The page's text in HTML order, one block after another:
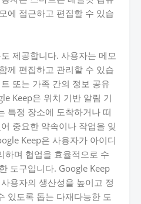
에 접근하고 편집할 수 있습
제공합니다. 사용자는 메모
께 편집하고 관리할 수 있습
또는 가족 간의 정보 공유
Keep은 위치 기반 알림 기
특정 장소에 도착하거나 떠
중요한 약속이나 작업을 잊
Keep은 사용자가 아이디
하며 협업을 효율적으로 수
도구입니다. Google Keep
용자의 생산성을 높이고 정
있도록 돕는 다재다능한 도